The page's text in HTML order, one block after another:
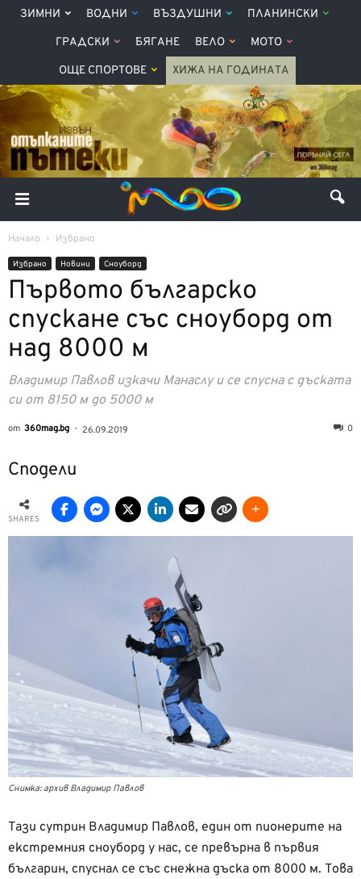
ЗИМНИ ВОДНИ ВЪЗДУШНИ ПЛАНИНСКИ
ГРАДСКИ БЯГАНЕ ВЕЛО МОТО
ОЩЕ СПОРТОВЕ ХИЖА НА ГОДИНАТА
Начало Избрано
Избрано Новини Сноуборд
Първото българско
спускане със сноуборд от
над 8000 м
Владимир Павлов изкачи Манаслу и се спусна с дъската
си от 8150 м до 5000 м
от 360mag.bg - 26.09.2019 0
Сподели
SHARES
Снимка: архив Владимир Павлов
Тази сутрин Владимир Павлов, един от пионерите на
екстремния сноуборд у нас, се превърна в първия
българин, спуснал се със снежна дъска от 8000 м. Това